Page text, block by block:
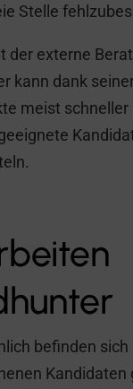
Stelle
der externe
kann dank
meist schneller
befinden sich
Kandidaten